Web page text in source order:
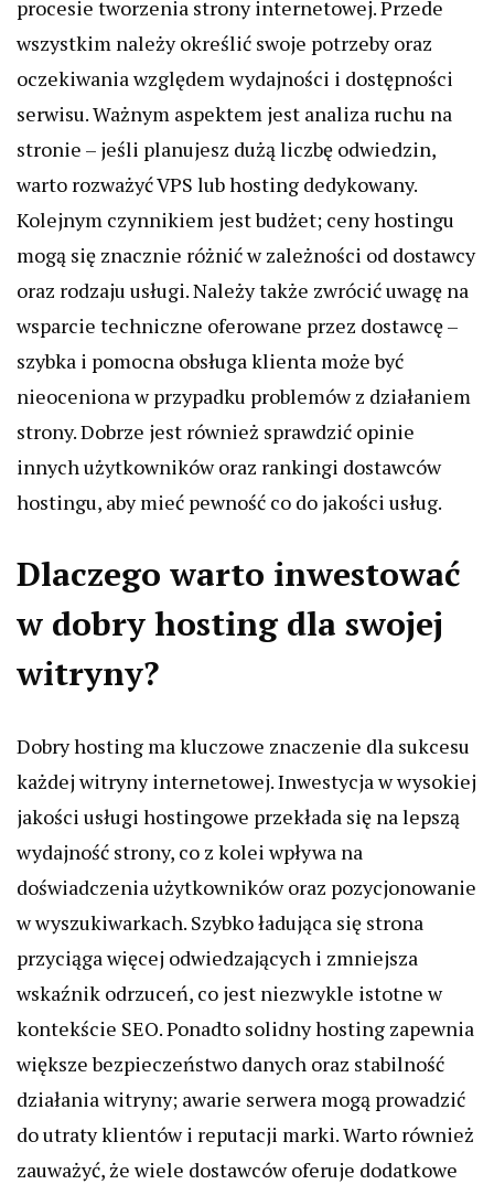
procesie tworzenia strony internetowej. Przede
wszystkim należy określić swoje potrzeby oraz
oczekiwania względem wydajności i dostępności
serwisu. Ważnym aspektem jest analiza ruchu na
stronie – jeśli planujesz dużą liczbę odwiedzin,
warto rozważyć VPS lub hosting dedykowany.
Kolejnym czynnikiem jest budżet; ceny hostingu
mogą się znacznie różnić w zależności od dostawcy
oraz rodzaju usługi. Należy także zwrócić uwagę na
wsparcie techniczne oferowane przez dostawcę –
szybka i pomocna obsługa klienta może być
nieoceniona w przypadku problemów z działaniem
strony. Dobrze jest również sprawdzić opinie
innych użytkowników oraz rankingi dostawców
hostingu, aby mieć pewność co do jakości usług.
Dlaczego warto inwestować
w dobry hosting dla swojej
witryny?
Dobry hosting ma kluczowe znaczenie dla sukcesu
każdej witryny internetowej. Inwestycja w wysokiej
jakości usługi hostingowe przekłada się na lepszą
wydajność strony, co z kolei wpływa na
doświadczenia użytkowników oraz pozycjonowanie
w wyszukiwarkach. Szybko ładująca się strona
przyciąga więcej odwiedzających i zmniejsza
wskaźnik odrzuceń, co jest niezwykle istotne w
kontekście SEO. Ponadto solidny hosting zapewnia
większe bezpieczeństwo danych oraz stabilność
działania witryny; awarie serwera mogą prowadzić
do utraty klientów i reputacji marki. Warto również
zauważyć, że wiele dostawców oferuje dodatkowe